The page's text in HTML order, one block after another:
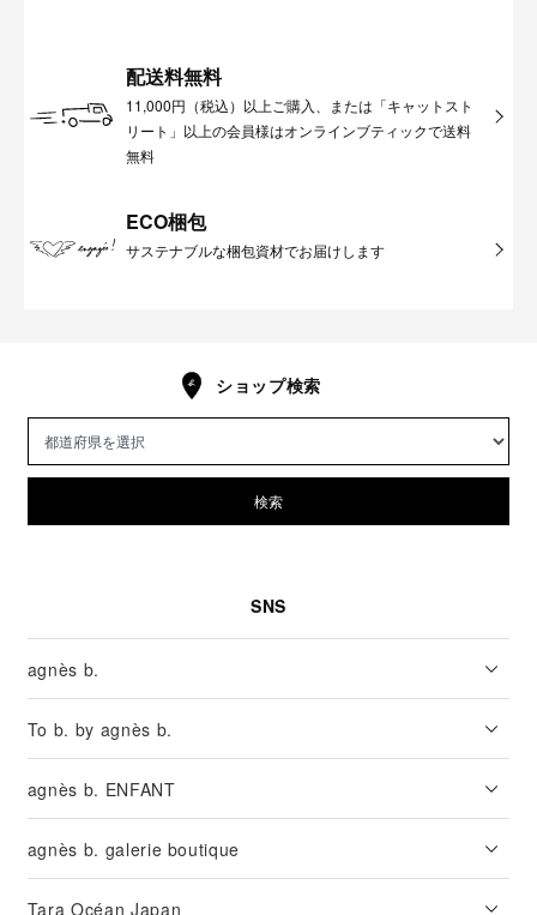
配送料無料
11,000円（税込）以上ご購入、または「キャットスト
リート」以上の会員様はオンラインブティックで送料
無料
ECO梱包
サステナブルな梱包資材でお届けします
ショップ検索
検索
SNS
agnès b.
To b. by agnès b.
agnès b. ENFANT
agnès b. galerie boutique
Tara Océan Japan